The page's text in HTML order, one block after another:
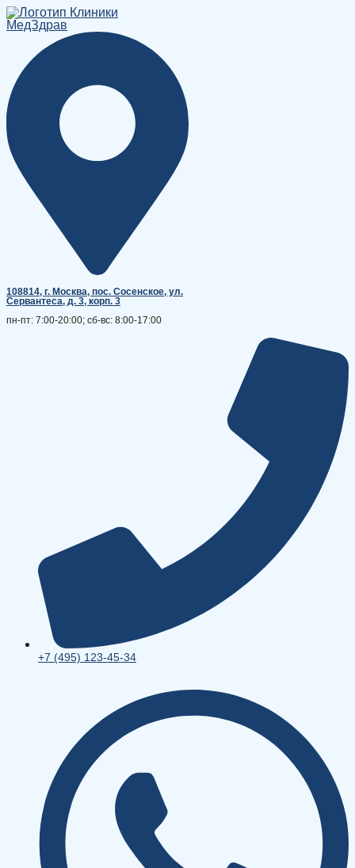
Перейти
к
содержимому
108814, г. Москва, поc. Сосенское, ул.
Сервантеса, д. 3, корп. 3
пн-пт: 7:00-20:00; сб-вс: 8:00-17:00
+7 (495) 123-45-34